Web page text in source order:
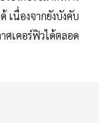
เนื่องจากยังบังคับ
ศเคอร์ฟิวได้ตลอด